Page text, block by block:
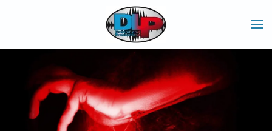
Skip to main content